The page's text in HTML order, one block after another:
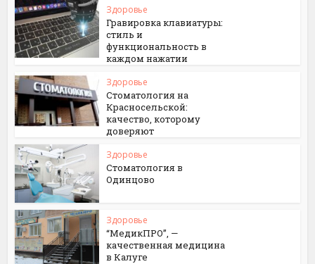
Здоровье
Гравировка клавиатуры:
стиль и
функциональность в
каждом нажатии
Здоровье
Стоматология на
Красносельской:
качество, которому
доверяют
Здоровье
Стоматология в
Одинцово
Здоровье
“МедикПРО”, —
качественная медицина
в Калуге